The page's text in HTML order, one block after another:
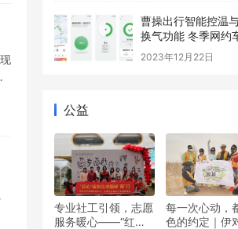
曹操出行智能控温
换气功能 冬季网约
的温暖与舒适之选
2023年12月22日
公益
专业社工引领，志愿
服务暖心——“红心”
每一次心动，
色的约定｜伊